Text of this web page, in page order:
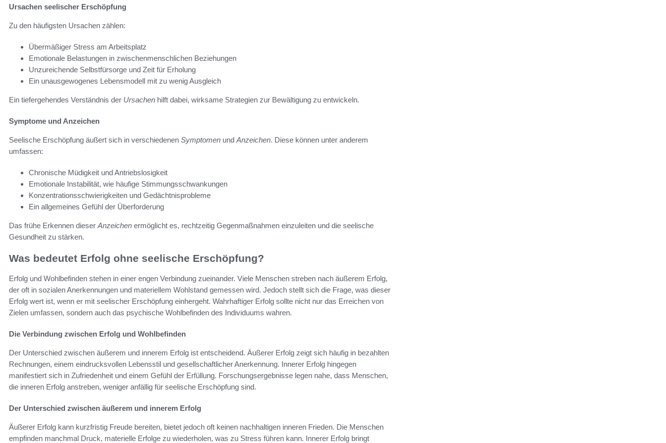
Ursachen seelischer Erschöpfung
Zu den häufigsten Ursachen zählen:
Übermäßiger Stress am Arbeitsplatz
Emotionale Belastungen in zwischenmenschlichen Beziehungen
Unzureichende Selbstfürsorge und Zeit für Erholung
Ein unausgewogenes Lebensmodell mit zu wenig Ausgleich
Ein tiefergehendes Verständnis der Ursachen hilft dabei, wirksame Strategien zur Bewältigung zu entwickeln.
Symptome und Anzeichen
Seelische Erschöpfung äußert sich in verschiedenen Symptomen undAnzeichen. Diese können unter anderem
umfassen:
Chronische Müdigkeit und Antriebslosigkeit
Emotionale Instabilität, wie häufige Stimmungsschwankungen
Konzentrationsschwierigkeiten und Gedächtnisprobleme
Ein allgemeines Gefühl der Überforderung
Das frühe Erkennen dieserAnzeichen ermöglicht es, rechtzeitig Gegenmaßnahmen einzuleiten und die seelische
Gesundheit zu stärken.
Was bedeutet Erfolg ohne seelische Erschöpfung?
Erfolg und Wohlbefinden stehen in einer engen Verbindung zueinander. Viele Menschen streben nach äußerem Erfolg,
der oft in sozialen Anerkennungen und materiellem Wohlstand gemessen wird. Jedoch stellt sich die Frage, was dieser
Erfolg wert ist, wenn er mit seelischer Erschöpfung einhergeht. Wahrhaftiger Erfolg sollte nicht nur das Erreichen von
Zielen umfassen, sondern auch das psychische Wohlbefinden des Individuums wahren.
Die Verbindung zwischen Erfolg und Wohlbefinden
Der Unterschied zwischen äußerem und innerem Erfolg ist entscheidend. Äußerer Erfolg zeigt sich häufig in bezahlten
Rechnungen, einem eindrucksvollen Lebensstil und gesellschaftlicher Anerkennung. Innerer Erfolg hingegen
manifestiert sich in Zufriedenheit und einem Gefühl der Erfüllung. Forschungsergebnisse legen nahe, dass Menschen,
die inneren Erfolg anstreben, weniger anfällig für seelische Erschöpfung sind.
Der Unterschied zwischen äußerem und innerem Erfolg
Äußerer Erfolg kann kurzfristig Freude bereiten, bietet jedoch oft keinen nachhaltigen inneren Frieden. Die Menschen
empfinden manchmal Druck, materielle Erfolge zu wiederholen, was zu Stress führen kann. Innerer Erfolg bringt